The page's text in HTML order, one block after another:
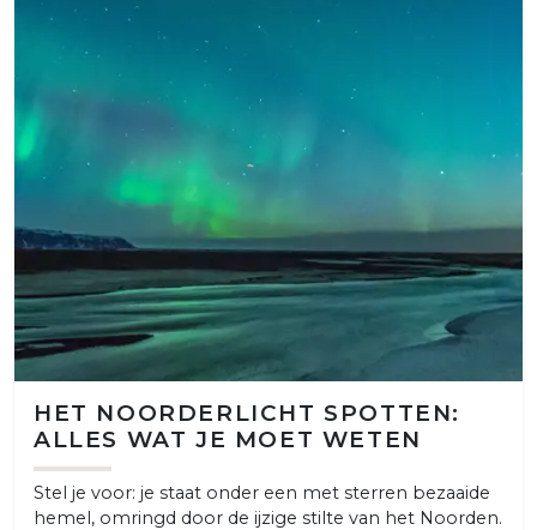
HET NOORDERLICHT SPOTTEN:
ALLES WAT JE MOET WETEN
Stel je voor: je staat onder een met sterren bezaaide
hemel, omringd door de ijzige stilte van het Noorden.